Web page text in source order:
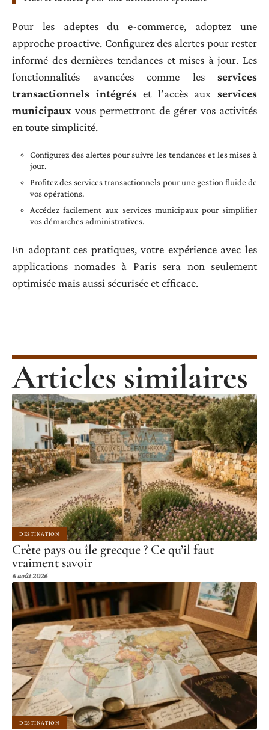
Pour les adeptes du e-commerce, adoptez une
approche proactive. Configurez des alertes pour rester
informé des dernières tendances et mises à jour. Les
fonctionnalités avancées comme les services
transactionnels intégréset l’accès auxservices
municipaux vous permettront de gérer vos activités
en toute simplicité.
Configurez des alertes pour suivre les tendances et les mises à
jour.
Profitez des services transactionnels pour une gestion fluide de
vos opérations.
Accédez facilement aux services municipaux pour simplifier
vos démarches administratives.
En adoptant ces pratiques, votre expérience avec les
applications nomades à Paris sera non seulement
optimisée mais aussi sécurisée et efficace.
Articles similaires
DESTINATION
Crète pays ou île grecque ? Ce qu’il faut
vraiment savoir
6 août 2026
DESTINATION